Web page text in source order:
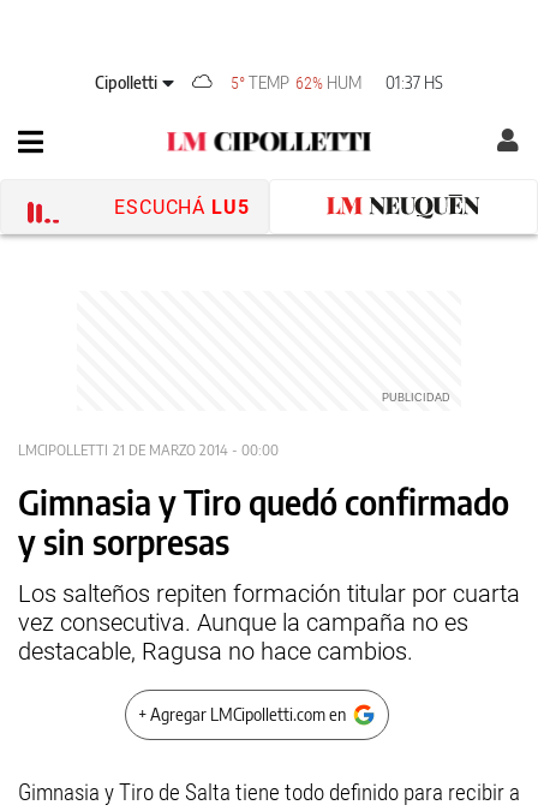
Cipolletti 5° TEMP 62% HUM 01:37 HS
ESCUCHÁ LU5
LMCIPOLLETTI 21 DE MARZO 2014 - 00:00
Gimnasia y Tiro quedó confirmado
y sin sorpresas
Los salteños repiten formación titular por cuarta
vez consecutiva. Aunque la campaña no es
destacable, Ragusa no hace cambios.
+ Agregar LMCipolletti.com en
Gimnasia y Tiro de Salta tiene todo definido para recibir a